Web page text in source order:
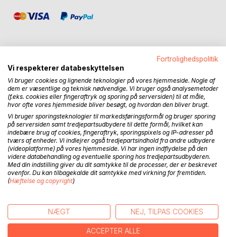
BESKRIVELSE
What I would have like to have known before my first visit!
An introduction to Western North Carolina, history,
geograhpy, nature and not least the people of the region,
written by a foreigner, who have fallen completely in love
with this tract of land and the people living there.
Statistical information, attractions, places to stay and
places to eat in 32 counties in Western North Carolina,
USA and WNC. This second edition is updated with more
photos and more attractions.
Fortrolighedspolitik
Vi respekterer databeskyttelsen
Vi bruger cookies og lignende teknologier på vores hjemmeside. Nogle af
dem er væsentlige og teknisk nødvendige. Vi bruger også analysemetoder
(f.eks. cookies eller fingeraftryk og sporing på serversiden) til at måle,
hvor ofte vores hjemmeside bliver besøgt, og hvordan den bliver brugt.
Vi bruger sporingsteknologier til markedsføringsformål og bruger sporing
på serversiden samt tredjepartsudbydere til dette formål, hvilket kan
indebære brug af cookies, fingeraftryk, sporingspixels og IP-adresser på
tværs af enheder. Vi indlejrer også tredjepartsindhold fra andre udbydere
(videoplatforme) på vores hjemmeside. Vi har ingen indflydelse på den
videre databehandling og eventuelle sporing hos tredjepartsudbyderen.
Med din indstilling giver du dit samtykke til de processer, der er beskrevet
ovenfor. Du kan tilbagekalde dit samtykke med virkning for fremtiden.
(Hæftelse og copyright)
NÆGT NEJ, TILPAS COOKIES
ACCEPTER ALLE